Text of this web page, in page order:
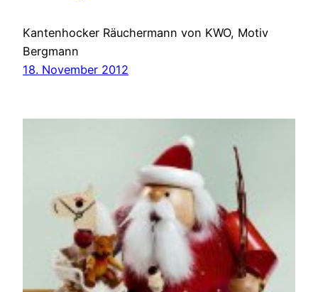
Kantenhocker Räuchermann von KWO, Motiv
Bergmann
18. November 2012